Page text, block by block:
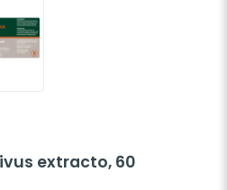
extracto, 60